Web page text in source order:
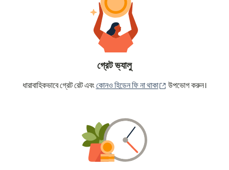
গ্রেট ভ্যালু
ধারাবাহিকভাবে গ্রেট রেট এবংকোনও হিডেন ফি না থাকা (নতুন উইন্ডোতে খুলবে)
উপভোগ করুন।